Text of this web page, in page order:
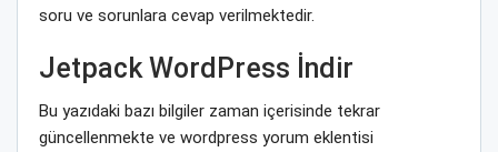
soru ve sorunlara cevap verilmektedir.
Jetpack WordPress İndir
Bu yazıdaki bazı bilgiler zaman içerisinde tekrar
güncellenmekte ve wordpress yorum eklentisi